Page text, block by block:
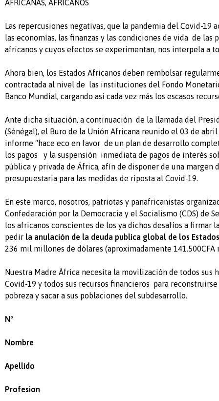
AFRICANAS, AFRICANOS
Las repercusiones negativas, que la pandemia del Covid-19
las economías, las finanzas y las condiciones de vida de las
africanos y cuyos efectos se experimentan, nos interpela a
Ahora bien, los Estados Africanos deben rembolsar
contractada al nivel de las instituciones del Fondo
Banco Mundial, cargando así cada vez más los escasos
Ante dicha situación, a continuación de la llamada del
(Sénégal), el Buro de la Unión Africana reunido el 03 de
informe “hace eco en favor de un plan de desarrollo
los pagos y la suspensión inmediata de pagos de interés
pública y privada de África, afín de disponer de una margen
presupuestaria para las medidas de riposta al Covid-19.
En este marco, nosotros, patriotas y panafricanistas
Confederación por la Democracia y el Socialismo (CDS) de
los africanos conscientes de los ya dichos desafíos a firmar
pedir la anulación de la deuda publica global de los
236 mil millones de dólares (aproximadamente 141.500CFA
Nuestra Madre África necesita la movilización de todos sus
Covid-19 y todos sus recursos financieros para
pobreza y sacar a sus poblaciones del subdesarrollo.
N°
Nombre
Apellido
Profesion